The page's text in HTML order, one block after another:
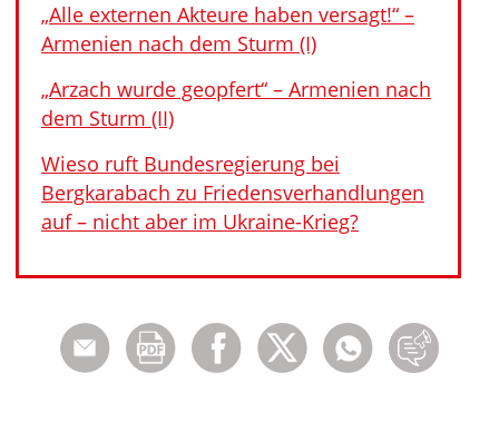
„Alle externen Akteure haben versagt!“ –
Armenien nach dem Sturm (I)
„Arzach wurde geopfert“ – Armenien nach
dem Sturm (II)
Wieso ruft Bundesregierung bei
Bergkarabach zu Friedensverhandlungen
auf – nicht aber im Ukraine-Krieg?